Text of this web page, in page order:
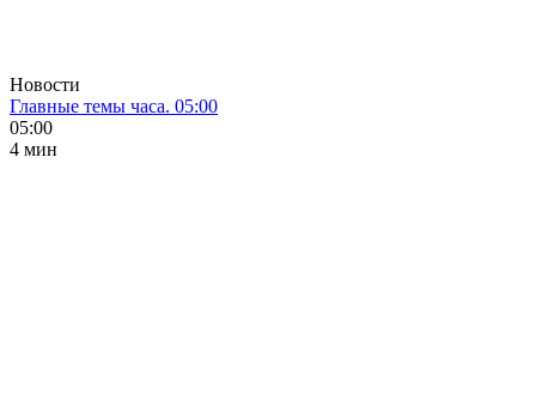
Новости
Главные темы часа. 05:00
05:00
4 мин